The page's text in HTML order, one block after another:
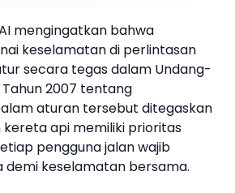
mengingatkan bahwa
keselamatan di perlintasan
secara tegas dalam Undang-
2007 tentang
aturan tersebut ditegaskan
api memiliki prioritas
pengguna jalan wajib
demi keselamatan bersama.